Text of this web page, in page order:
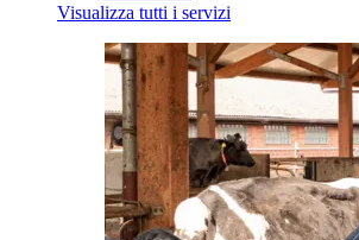
Visualizza tutti i servizi